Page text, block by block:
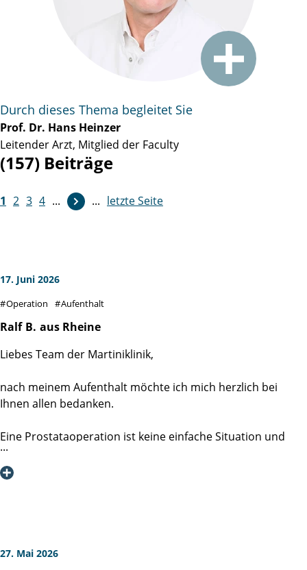
Durch dieses Thema begleitet Sie
Prof. Dr. Hans Heinzer
Leitender Arzt, Mitglied der Faculty
(157) Beiträge
1 2 3 4 ... ... letzte Seite
17. Juni 2026
Operation Aufenthalt
Ralf B. aus Rheine
Liebes Team der Martiniklinik,
nach meinem Aufenthalt möchte ich mich herzlich bei
Ihnen allen bedanken.
Eine Prostataoperation ist keine einfache Situation und
bringt viele Fragen und Sorgen mit sich. Umso mehr hat es
mir geholfen, dass ich mich von Anfang an sehr gut
Mitarbeitende für die Patienten nehmen. Auf Fragen und
27. Mai 2026